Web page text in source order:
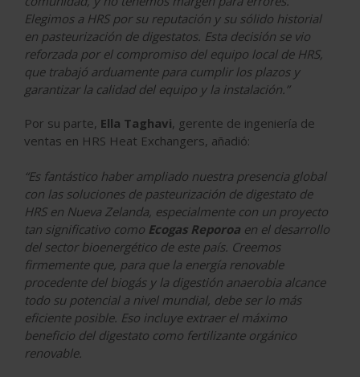
Elegimos a HRS por su reputación y su sólido historial
en pasteurización de digestatos. Esta decisión se vio
reforzada por el compromiso del equipo local de HRS,
que trabajó arduamente para cumplir los plazos y
garantizar la calidad del equipo y la instalación.”
Por su parte, Ella Taghavi, gerente de ingeniería de
ventas en HRS Heat Exchangers, añadió:
“Es fantástico haber ampliado nuestra presencia global
con las soluciones de pasteurización de digestato de
HRS en Nueva Zelanda, especialmente con un proyecto
tan significativo como Ecogas Reporoa en el desarrollo
del sector bioenergético de este país. Creemos
firmemente que, para que la energía renovable
procedente del biogás y la digestión anaerobia alcance
todo su potencial a nivel mundial, debe ser lo más
eficiente posible. Eso incluye extraer el máximo
beneficio del digestato como fertilizante orgánico
renovable.